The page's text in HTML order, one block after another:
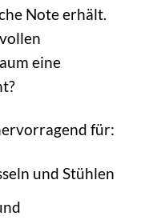
Note erhält.
eine
für:
und Stühlen